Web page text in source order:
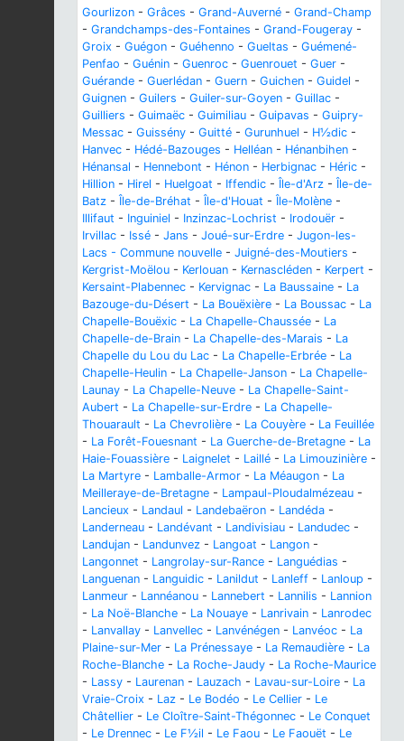
Gourlizon - Grâces - Grand-Auverné - Grand-Champ
- Grandchamps-des-Fontaines - Grand-Fougeray -
Groix - Guégon - Guéhenno - Gueltas - Guémené-
Penfao - Guénin - Guenroc - Guenrouet - Guer -
Guérande - Guerlédan - Guern - Guichen - Guidel -
Guignen - Guilers - Guiler-sur-Goyen - Guillac -
Guilliers - Guimaëc - Guimiliau - Guipavas - Guipry-
Messac - Guissény - Guitté - Gurunhuel - H½dic -
Hanvec - Hédé-Bazouges - Helléan - Hénanbihen -
Hénansal - Hennebont - Hénon - Herbignac - Héric -
Hillion - Hirel - Huelgoat - Iffendic - Île-d'Arz - Île-de-
Batz - Île-de-Bréhat - Île-d'Houat - Île-Molène -
Illifaut - Inguiniel - Inzinzac-Lochrist - Irodouër -
Irvillac - Issé - Jans - Joué-sur-Erdre - Jugon-les-
Lacs - Commune nouvelle - Juigné-des-Moutiers -
Kergrist-Moëlou - Kerlouan - Kernascléden - Kerpert -
Kersaint-Plabennec - Kervignac - La Baussaine - La
Bazouge-du-Désert - La Bouëxière - La Boussac - La
Chapelle-Bouëxic - La Chapelle-Chaussée - La
Chapelle-de-Brain - La Chapelle-des-Marais - La
Chapelle du Lou du Lac - La Chapelle-Erbrée - La
Chapelle-Heulin - La Chapelle-Janson - La Chapelle-
Launay - La Chapelle-Neuve - La Chapelle-Saint-
Aubert - La Chapelle-sur-Erdre - La Chapelle-
Thouarault - La Chevrolière - La Couyère - La Feuillée
- La Forêt-Fouesnant - La Guerche-de-Bretagne - La
Haie-Fouassière - Laignelet - Laillé - La Limouzinière -
La Martyre - Lamballe-Armor - La Méaugon - La
Meilleraye-de-Bretagne - Lampaul-Ploudalmézeau -
Lancieux - Landaul - Landebaëron - Landéda -
Landerneau - Landévant - Landivisiau - Landudec -
Landujan - Landunvez - Langoat - Langon -
Langonnet - Langrolay-sur-Rance - Languédias -
Languenan - Languidic - Lanildut - Lanleff - Lanloup -
Lanmeur - Lannéanou - Lannebert - Lannilis - Lannion
- La Noë-Blanche - La Nouaye - Lanrivain - Lanrodec
- Lanvallay - Lanvellec - Lanvénégen - Lanvéoc - La
Plaine-sur-Mer - La Prénessaye - La Remaudière - La
Roche-Blanche - La Roche-Jaudy - La Roche-Maurice
- Lassy - Laurenan - Lauzach - Lavau-sur-Loire - La
Vraie-Croix - Laz - Le Bodéo - Le Cellier - Le
Châtellier - Le Cloître-Saint-Thégonnec - Le Conquet
- Le Drennec - Le F½il - Le Faou - Le Faouët - Le